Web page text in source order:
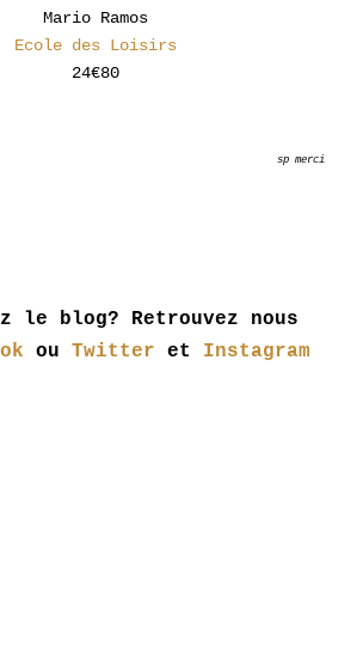
Mario Ramos
Ecole des Loisirs
24€80
sp merci
le blog? Retrouvez nous
ou Twitter et Instagram